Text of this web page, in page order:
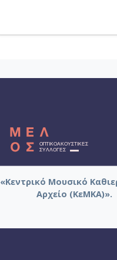
«Κεντρικό Μουσικό
Αρχείο (ΚεΜΚΑ)».